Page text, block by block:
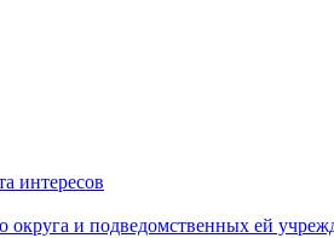
интересов
округа и подведомственных ей